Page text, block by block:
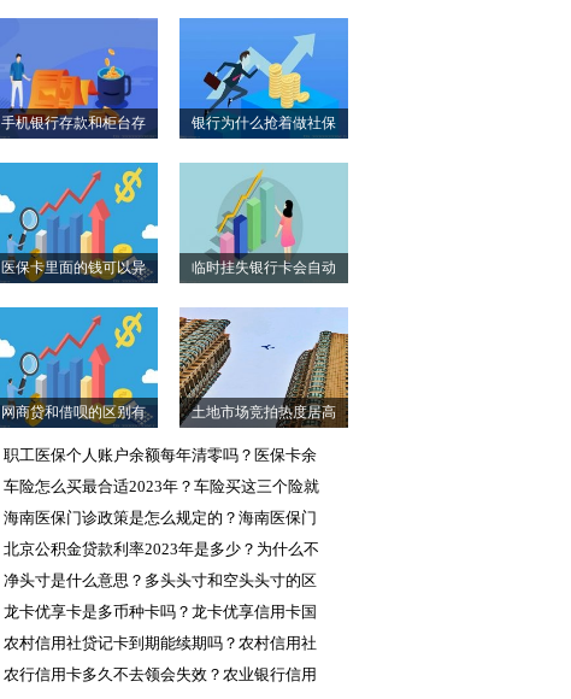
手机银行存款和柜台存
银行为什么抢着做社保
医保卡里面的钱可以异
临时挂失银行卡会自动
网商贷和借呗的区别有
土地市场竞拍热度居高
职工医保个人账户余额每年清零吗？医保卡余
车险怎么买最合适2023年？车险买这三个险就
海南医保门诊政策是怎么规定的？海南医保门
北京公积金贷款利率2023年是多少？为什么不
净头寸是什么意思？多头头寸和空头头寸的区
龙卡优享卡是多币种卡吗？龙卡优享信用卡国
农村信用社贷记卡到期能续期吗？农村信用社
农行信用卡多久不去领会失效？农业银行信用